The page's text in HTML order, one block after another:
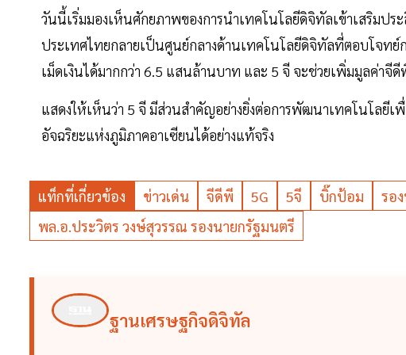
วันนี้เริ่มมองเห็นศักยภาพของการนำเทคโนโลยีดิจิทัลเข้าเสริมป
ประเทศไทยกลายเป็นศูนย์กลางด้านเทคโนโลยีดิจิทัลที่ตอบโจทย์
เม็ดเงินได้มากกว่า 6.5 แสนล้านบาท และ 5 จี จะช่วยเพิ่มมูลค่าจี
แสดงให้เห็นว่า 5 จี มีส่วนสำคัญอย่างยิ่งต่อการพัฒนาเทคโนโลยี
อัจฉริยะแห่งภูมิภาคอาเซียนได้อย่างแท้จริง
แท็กที่เกี่ยวข้อง ข่าวเด่น จีดีพี 5G 5จี บิ๊กป้อม รอ
พล.อ.ประวิตร วงษ์สุวรรณ รองนายกรัฐมนตรี
ฐานเศรษฐกิจดิจิทัล